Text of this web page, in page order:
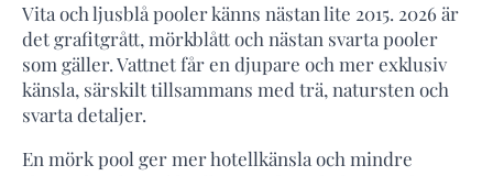
Vita och ljusblå pooler känns nästan lite 2015. 2026 är
det grafitgrått, mörkblått och nästan svarta pooler
som gäller. Vattnet får en djupare och mer exklusiv
känsla, särskilt tillsammans med trä, natursten och
svarta detaljer.
En mörk pool ger mer hotellkänsla och mindre